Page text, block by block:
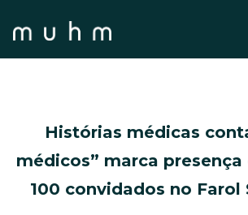
Histórias médicas
médicos” marca
100 convidados no Farol